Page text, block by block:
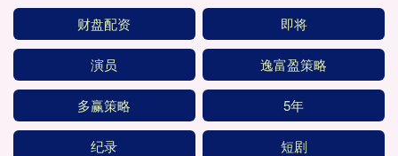
财盘配资 即将
演员 逸富盈策略
多赢策略 5年
纪录 短剧